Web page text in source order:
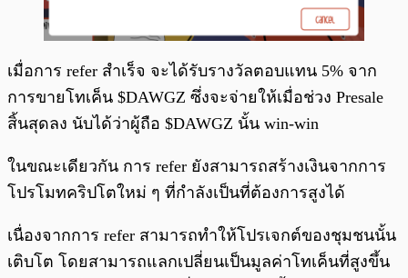
เมื่อการ refer สำเร็จ จะได้รับรางวัลตอบแทน 5% จาก
การขายโทเค็น $DAWGZ ซึ่งจะจ่ายให้เมื่อช่วง Presale
สิ้นสุดลง นับได้ว่าผู้ถือ $DAWGZ นั้น win-win
ในขณะเดียวกัน การ refer ยังสามารถสร้างเงินจากการ
โปรโมทคริปโตใหม่ ๆ ที่กำลังเป็นที่ต้องการสูงได้
เนื่องจากการ refer สามารถทำให้โปรเจกต์ของชุมชนนั้น
เติบโต โดยสามารถแลกเปลี่ยนเป็นมูลค่าโทเค็นที่สูงขึ้น